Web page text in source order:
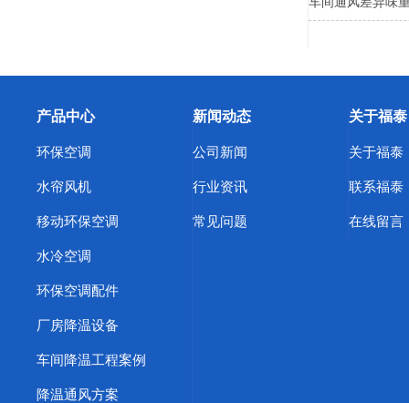
产品中心
环保空调
水帘风机
移动环保空调
水冷空调
环保空调配件
厂房降温设备
车间降温工程案例
降温通风方案
新闻动态
公司新闻
行业资讯
常见问题
关于福泰
关于福泰
联系福泰
在线留言